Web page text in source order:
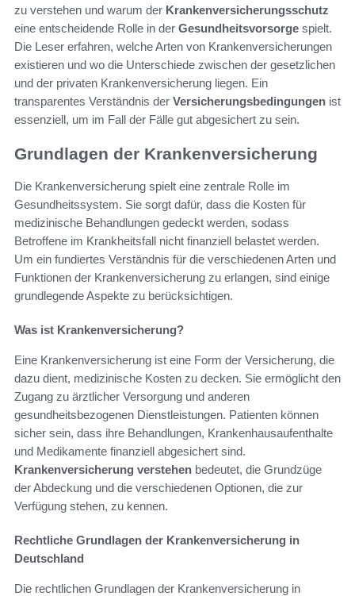
zu verstehen und warum der Krankenversicherungsschutz
eine entscheidende Rolle in der Gesundheitsvorsorge spielt.
Die Leser erfahren, welche Arten von Krankenversicherungen
existieren und wo die Unterschiede zwischen der gesetzlichen
und der privaten Krankenversicherung liegen. Ein
transparentes Verständnis der Versicherungsbedingungen ist
essenziell, um im Fall der Fälle gut abgesichert zu sein.
Grundlagen der Krankenversicherung
Die Krankenversicherung spielt eine zentrale Rolle im
Gesundheitssystem. Sie sorgt dafür, dass die Kosten für
medizinische Behandlungen gedeckt werden, sodass
Betroffene im Krankheitsfall nicht finanziell belastet werden.
Um ein fundiertes Verständnis für die verschiedenen Arten und
Funktionen der Krankenversicherung zu erlangen, sind einige
grundlegende Aspekte zu berücksichtigen.
Was ist Krankenversicherung?
Eine Krankenversicherung ist eine Form der Versicherung, die
dazu dient, medizinische Kosten zu decken. Sie ermöglicht den
Zugang zu ärztlicher Versorgung und anderen
gesundheitsbezogenen Dienstleistungen. Patienten können
sicher sein, dass ihre Behandlungen, Krankenhausaufenthalte
und Medikamente finanziell abgesichert sind.
Krankenversicherung verstehen bedeutet, die Grundzüge
der Abdeckung und die verschiedenen Optionen, die zur
Verfügung stehen, zu kennen.
Rechtliche Grundlagen der Krankenversicherung in
Deutschland
Die rechtlichen Grundlagen der Krankenversicherung in